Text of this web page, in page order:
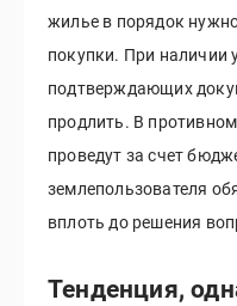
жилье в порядок
покупки. При наличии
подтверждающих
продлить. В
проведут за счет
землепользователя
вплоть до решения
Тенденция,